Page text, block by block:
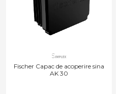
Fischer Capac de acoperire sina
AK 30